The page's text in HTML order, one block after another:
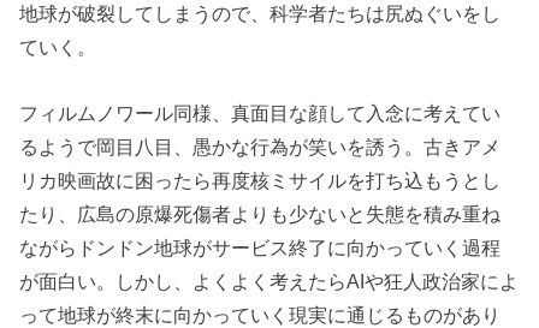
地球が破裂してしまうので、科学者たちは尻ぬぐいをし
ていく。
フィルムノワール同様、真面目な顔して入念に考えてい
るようで岡目八目、愚かな行為が笑いを誘う。古きアメ
リカ映画故に困ったら再度核ミサイルを打ち込もうとし
たり、広島の原爆死傷者よりも少ないと失態を積み重ね
ながらドンドン地球がサービス終了に向かっていく過程
が面白い。しかし、よくよく考えたらAIや狂人政治家によ
って地球が終末に向かっていく現実に通じるものがあり